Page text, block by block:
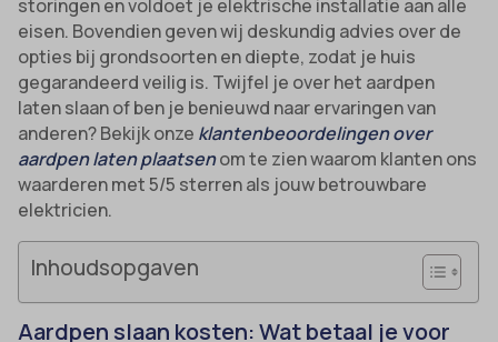
storingen en voldoet je elektrische installatie aan alle
eisen. Bovendien geven wij deskundig advies over de
opties bij grondsoorten en diepte, zodat je huis
gegarandeerd veilig is. Twijfel je over het aardpen
laten slaan of ben je benieuwd naar ervaringen van
anderen? Bekijk onze klantenbeoordelingen over
aardpen laten plaatsenom te zien waarom klanten ons
waarderen met 5/5 sterren als jouw betrouwbare
elektricien.
Inhoudsopgaven
Aardpen slaan kosten: Wat betaal je voor